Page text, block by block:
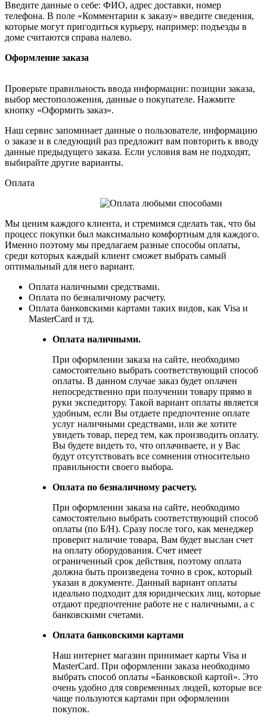
Введите данные о себе: ФИО, адрес доставки, номер
телефона. В поле «Комментарии к заказу» введите сведения,
которые могут пригодиться курьеру, например: подъезды в
доме считаются справа налево.
Оформление заказа
Проверьте правильность ввода информации: позиции заказа,
выбор местоположения, данные о покупателе. Нажмите
кнопку «Оформить заказ».
Наш сервис запоминает данные о пользователе, информацию
о заказе и в следующий раз предложит вам повторить к вводу
данные предыдущего заказа. Если условия вам не подходят,
выбирайте другие варианты.
Оплата
Мы ценим каждого клиента, и стремимся сделать так, что бы
процесс покупки был максимально комфортным для каждого.
Именно поэтому мы предлагаем разные способы оплаты,
среди которых каждый клиент сможет выбрать самый
оптимальный для него вариант.
Оплата наличными средствами.
Оплата по безналичному расчету.
Оплата банковскими картами таких видов, как Visa и
MasterCard и тд.
Оплата наличными.
При оформлении заказа на сайте, необходимо
самостоятельно выбрать соответствующий способ
оплаты. В данном случае заказ будет оплачен
непосредственно при получении товару прямо в
руки экспедитору. Такой вариант оплаты является
удобным, если Вы отдаете предпочтение оплате
услуг наличными средствами, или же хотите
увидеть товар, перед тем, как производить оплату.
Вы будете видеть то, что оплачиваете, и у Вас
будут отсутствовать все сомнения относительно
правильности своего выбора.
Оплата по безналичному расчету.
При оформлении заказа на сайте, необходимо
самостоятельно выбрать соответствующий способ
оплаты (по Б/Н). Сразу после того, как менеджер
проверит наличие товара, Вам будет выслан счет
на оплату оборудования. Счет имеет
ограниченный срок действия, поэтому оплата
должна быть произведена точно в срок, который
указан в документе. Данный вариант оплаты
идеально подходит для юридических лиц, которые
отдают предпочтение работе не с наличными, а с
банковскими счетами.
Оплата банковскими картами
Наш интернет магазин принимает карты Visa и
MasterCard. При оформлении заказа необходимо
выбрать способ оплаты «Банковской картой». Это
очень удобно для современных людей, которые все
чаще пользуются картами при оформлении
покупок.